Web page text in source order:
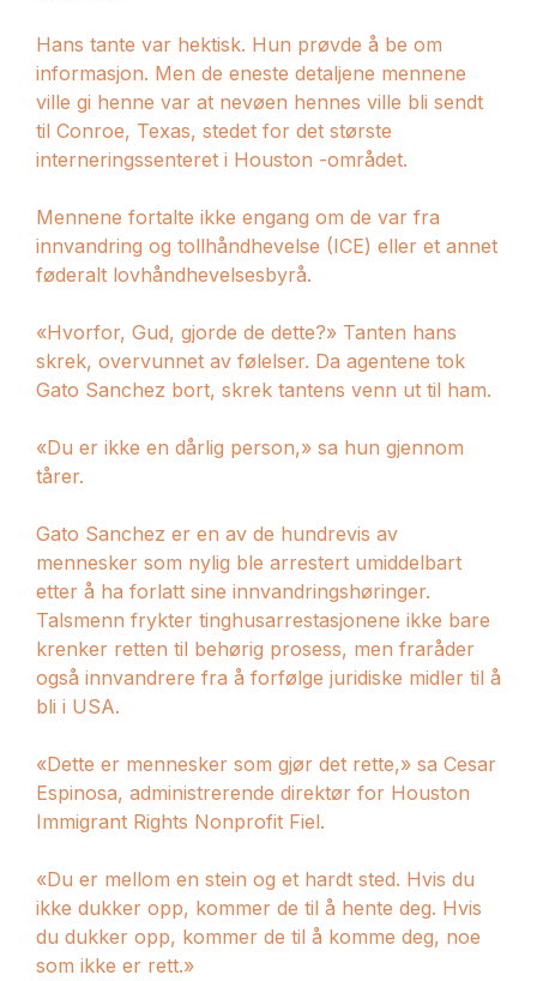
Hans tante var hektisk. Hun prøvde å be om
informasjon. Men de eneste detaljene mennene
ville gi henne var at nevøen hennes ville bli sendt
til Conroe, Texas, stedet for det største
interneringssenteret i Houston -området.
Mennene fortalte ikke engang om de var fra
innvandring og tollhåndhevelse (ICE) eller et annet
føderalt lovhåndhevelsesbyrå.
«Hvorfor, Gud, gjorde de dette?» Tanten hans
skrek, overvunnet av følelser. Da agentene tok
Gato Sanchez bort, skrek tantens venn ut til ham.
«Du er ikke en dårlig person,» sa hun gjennom
tårer.
Gato Sanchez er en av de hundrevis av
mennesker som nylig ble arrestert umiddelbart
etter å ha forlatt sine innvandringshøringer.
Talsmenn frykter tinghusarrestasjonene ikke bare
krenker retten til behørig prosess, men fraråder
også innvandrere fra å forfølge juridiske midler til å
bli i USA.
«Dette er mennesker som gjør det rette,» sa Cesar
Espinosa, administrerende direktør for Houston
Immigrant Rights Nonprofit Fiel.
«Du er mellom en stein og et hardt sted. Hvis du
ikke dukker opp, kommer de til å hente deg. Hvis
du dukker opp, kommer de til å komme deg, noe
som ikke er rett.»